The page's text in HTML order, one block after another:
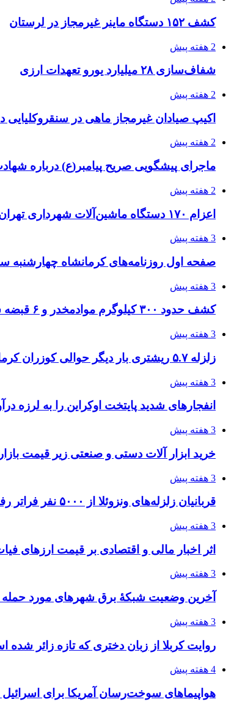
کشف ۱۵۲ دستگاه ماینر غیرمجاز در لرستان
2 هفته پیش
شفاف‌سازی ۲۸ میلیارد یورو تعهدات ارزی
2 هفته پیش
اکیپ صیادان غیرمجاز ماهی در سنقروکلیایی
2 هفته پیش
ماجرای پیشگویی صریح پیامبر(ع) درباره
2 هفته پیش
اعزام ۱۷۰ دستگاه ماشین‌آلات شهرداری تهران برای مراسم اربعین
3 هفته پیش
صفحه اول روزنامه‌های کرمانشاه چهارشنبه
3 هفته پیش
کشف حدود ۳۰۰ کیلوگرم موادمخدر و ۶ قبضه سلاح در سیستان و بلوچستان
3 هفته پیش
زلزله ۵.۷ ریشتری بار دیگر حوالی کوزران کرمانشاه را لرزاند
3 هفته پیش
انفجارهای شدید پایتخت اوکراین را به لرزه
3 هفته پیش
خرید ابزار آلات دستی و صنعتی زیر قیمت
3 هفته پیش
قربانیان زلزله‌های ونزوئلا از ۵۰۰۰ نفر فراتر رفت
3 هفته پیش
اثر اخبار مالی و اقتصادی بر قیمت ارزهای
3 هفته پیش
آخرین وضعیت شبکۀ برق شهرهای مورد
3 هفته پیش
روایت کربلا از زبان دختری که تازه زائر شده
4 هفته پیش
هواپیماهای سوخت‌رسان آمریکا برای